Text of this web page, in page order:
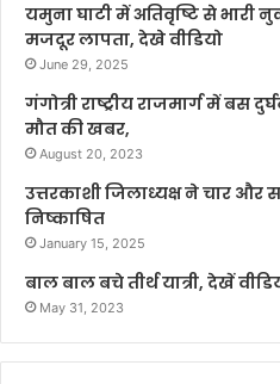
यमुना घाटी में अतिवृष्टि से
मजदूर लापता, देखे वीडियो
June 29, 2025
गंगोत्री राष्ट्रीय राजमार्ग में बस
मौत की खबर,
August 20, 2023
उत्तरकाशी जिलाध्यक्ष ने चार
निष्काषित
January 15, 2025
बाल बाल बचे तीर्थ यात्री, देखें
May 31, 2023